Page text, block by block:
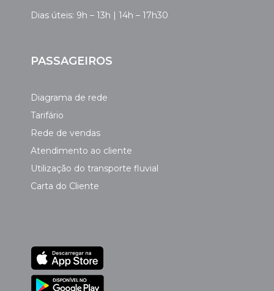
Dias úteis: 9h – 13h | 14h – 17h30
PASSAGEIROS
Diagrama de rede
Tarifário
Rede de vendas
Atendimento ao cliente
Utilização do transporte fluvial
Carta do Cliente